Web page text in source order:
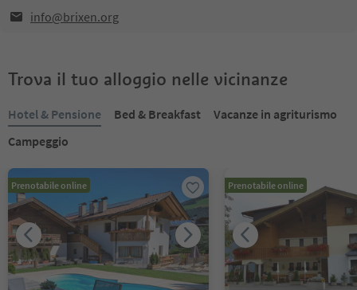
info@brixen.org
Trova il tuo alloggio nelle vicinanze
Hotel & Pensione Bed & Breakfast
Vacanze in agriturismo
Campeggio
Prenotabile online Prenotabile online